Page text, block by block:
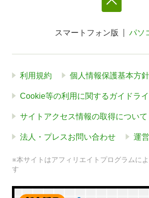
スマートフォン版 パソ
利用規約 個人情報保護基本方針
Cookie等の利用に関するガイドラ
サイトアクセス情報の取得について
法人・プレスお問い合わせ 運
※本サイトはアフィリエイトプログラムに
す